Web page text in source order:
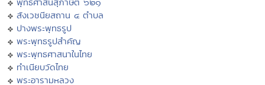
สังเวชนียสถาน ๔ ตำบล
ปางพระพุทธรูป
พระพุทธรูปสำคัญ
พระพุทธศาสนาในไทย
ทำเนียบวัดไทย
พระอารามหลวง